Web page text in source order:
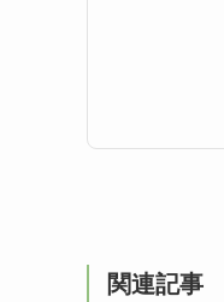
関連記事